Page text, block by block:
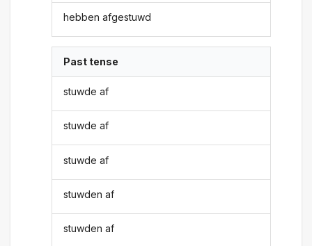
hebben afgestuwd
Past tense
stuwde af
stuwde af
stuwde af
stuwden af
stuwden af